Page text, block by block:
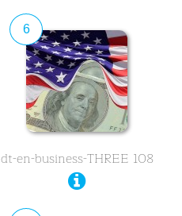
6
dt-en-business-THREE 108